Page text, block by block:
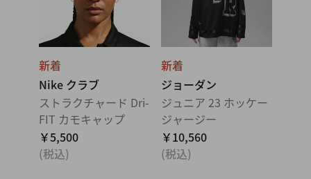
新着
Nike クラブ
ストラクチャード Dri-
FIT カモキャップ
￥5,500
(税込)
新着
ジョーダン
ジュニア 23 ホッケー
ジャージー
￥10,560
(税込)